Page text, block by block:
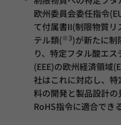
欧州委員会委任指令
て付属書II(制限物質
テル類( ※3)が新たに制
り、特定フタル酸エ
(EEE)の欧州経済領域
社はこれに対応し、
料の開発と製品設計
RoHS指令に適合でき